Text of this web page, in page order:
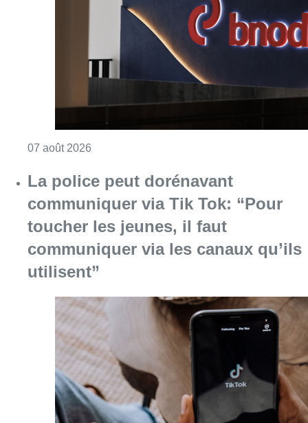
07 août 2026
La police peut dorénavant
communiquer via Tik Tok: “Pour
toucher les jeunes, il faut
communiquer via les canaux qu’ils
utilisent”